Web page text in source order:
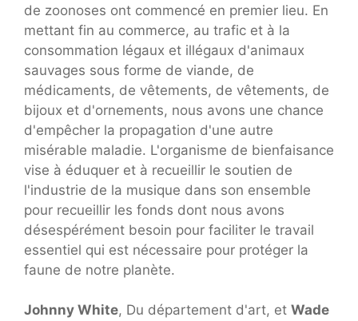
de zoonoses ont commencé en premier lieu. En
mettant fin au commerce, au trafic et à la
consommation légaux et illégaux d'animaux
sauvages sous forme de viande, de
médicaments, de vêtements, de vêtements, de
bijoux et d'ornements, nous avons une chance
d'empêcher la propagation d'une autre
misérable maladie. L'organisme de bienfaisance
vise à éduquer et à recueillir le soutien de
l'industrie de la musique dans son ensemble
pour recueillir les fonds dont nous avons
désespérément besoin pour faciliter le travail
essentiel qui est nécessaire pour protéger la
faune de notre planète.
Johnny White, Du département d'art, et Wade